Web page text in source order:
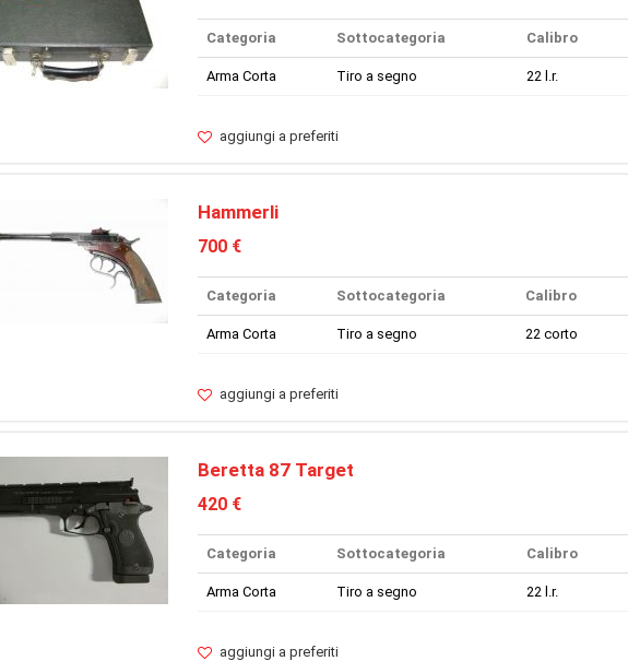
Categoria Sottocategoria Calibro
Arma Corta Tiro a segno 22 l.r.
aggiungi a preferiti
Hammerli
700 €
Categoria Sottocategoria Calibro
Arma Corta Tiro a segno 22 corto
aggiungi a preferiti
Beretta 87 Target
420 €
Categoria Sottocategoria Calibro
Arma Corta Tiro a segno 22 l.r.
aggiungi a preferiti